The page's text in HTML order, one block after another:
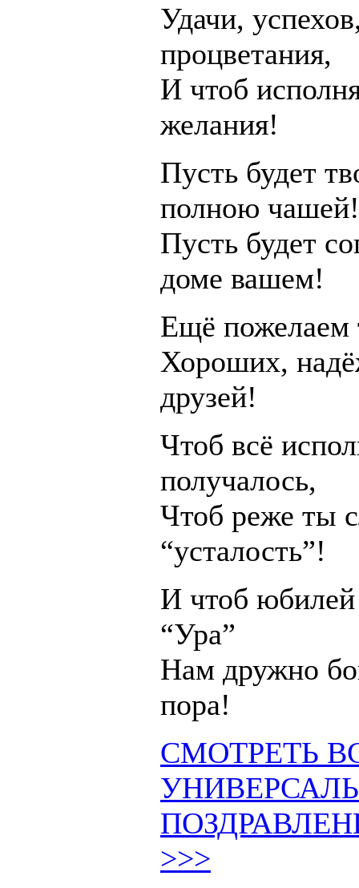
Удачи,
процветания,
И чтоб
желания!
Пусть будет
полною чашей!
Пусть будет
доме вашем!
Ещё пожелаем
Хороших,
друзей!
Чтоб всё
получалось,
Чтоб реже ты
“усталость”!
И чтоб
“Ура”
Нам дружно
пора!
СМОТРЕТЬ
>>>